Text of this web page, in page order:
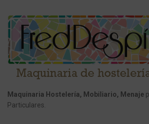
Maquinaria Hostelería, Mobiliario, Menaje
Particulares.